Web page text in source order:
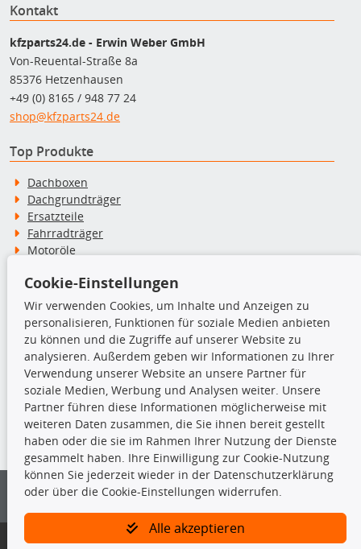
Kontakt
kfzparts24.de - Erwin Weber GmbH
Von-Reuental-Straße 8a
85376 Hetzenhausen
+49 (0) 8165 / 948 77 24
shop@kfzparts24.de
Top Produkte
Dachboxen
Dachgrundträger
Ersatzteile
Fahrradträger
Motoröle
Schneeketten
TecDoc Inside
Die hier angezeigten Daten insbesondere die gesamte Datenbank dürfen
nicht kopiert werden.
Es ist zu unterlassen, die Daten oder die gesamte Datenbank ohne
vorherige Zustimmung von TecDoc zu vervielfältigen, zu verbreiten
und/oder diese Handlungen durch Dritte ausführen zu lassen. Ein
Bitte prüfen Sie, ob das über unseren Onlineshop identifizierte Ersatzteil
Cookie-Einstellungen
Wir verwenden Cookies, um Inhalte und Anzeigen zu
personalisieren, Funktionen für soziale Medien anbieten
zu können und die Zugriffe auf unserer Website zu
analysieren. Außerdem geben wir Informationen zu Ihrer
Verwendung unserer Website an unsere Partner für
soziale Medien, Werbung und Analysen weiter. Unsere
Partner führen diese Informationen möglicherweise mit
weiteren Daten zusammen, die Sie ihnen bereit gestellt
haben oder die sie im Rahmen Ihrer Nutzung der Dienste
gesammelt haben. Ihre Einwilligung zur Cookie-Nutzung
können Sie jederzeit wieder in der Datenschutzerklärung
oder über die Cookie-Einstellungen widerrufen.
Alle akzeptieren